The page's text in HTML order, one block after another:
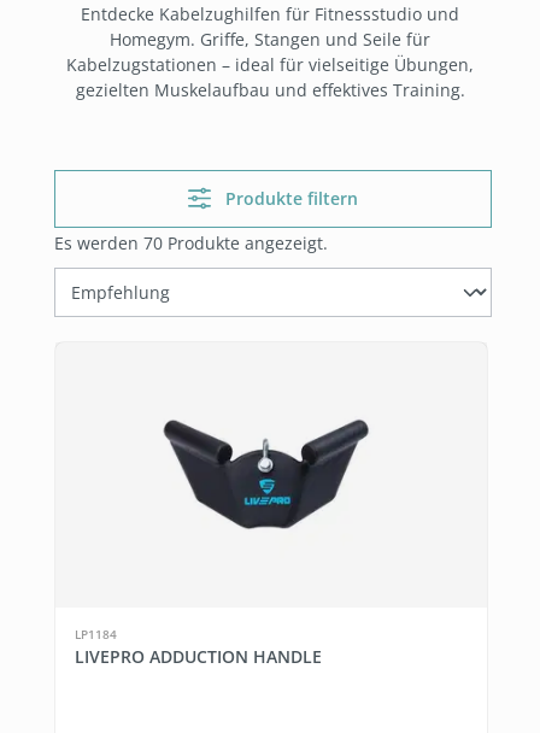
Entdecke Kabelzughilfen für Fitnessstudio und
Homegym. Griffe, Stangen und Seile für
Kabelzugstationen – ideal für vielseitige Übungen,
gezielten Muskelaufbau und effektives Training.
Produkte filtern
Es werden 70 Produkte angezeigt.
LP1184
LIVEPRO ADDUCTION HANDLE